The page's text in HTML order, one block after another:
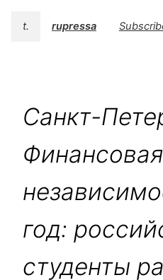
t. rupressa
Санкт-
Финансовая
год:
студенты